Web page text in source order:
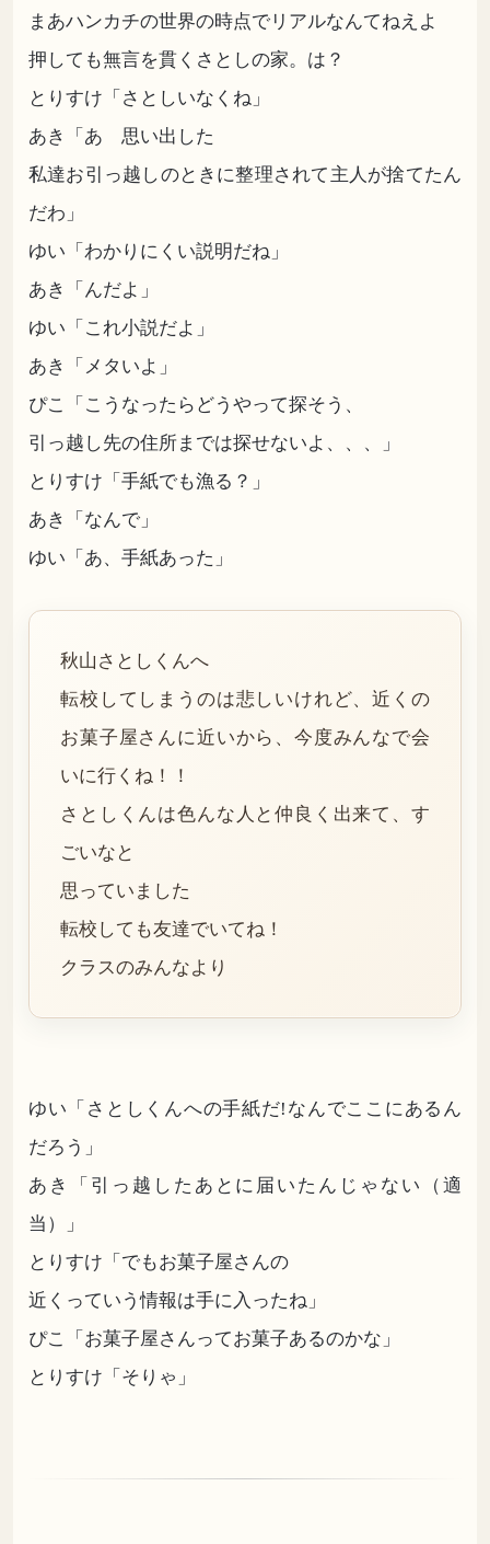
まあハンカチの世界の時点でリアルなんてねえよ
押しても無言を貫くさとしの家。は？
とりすけ「さとしいなくね」
あき「あ 思い出した
私達お引っ越しのときに整理されて主人が捨てたん
だわ」
ゆい「わかりにくい説明だね」
あき「んだよ」
ゆい「これ小説だよ」
あき「メタいよ」
ぴこ「こうなったらどうやって探そう、
引っ越し先の住所までは探せないよ、、、」
とりすけ「手紙でも漁る？」
あき「なんで」
ゆい「あ、手紙あった」
秋山さとしくんへ
転校してしまうのは悲しいけれど、近くの
お菓子屋さんに近いから、今度みんなで会
いに行くね！！
さとしくんは色んな人と仲良く出来て、す
ごいなと
思っていました
転校しても友達でいてね！
クラスのみんなより
ゆい「さとしくんへの手紙だ!なんでここにあるん
だろう」
あき「引っ越したあとに届いたんじゃない（適
当）」
とりすけ「でもお菓子屋さんの
近くっていう情報は手に入ったね」
ぴこ「お菓子屋さんってお菓子あるのかな」
とりすけ「そりゃ」